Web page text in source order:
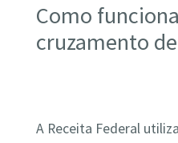
Como
cruzamento
A Receita Federal